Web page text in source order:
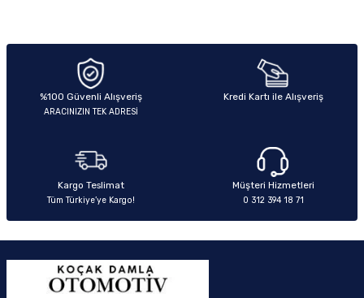
Ürün hakkında henüz soru sorulmamış.
%100 Güvenli Alışveriş
ARACINIZIN TEK ADRESİ
Kredi Kartı ile Alışveriş
Kargo Teslimat
Tüm Türkiye’ye Kargo!
Müşteri Hizmetleri
0 312 394 18 71